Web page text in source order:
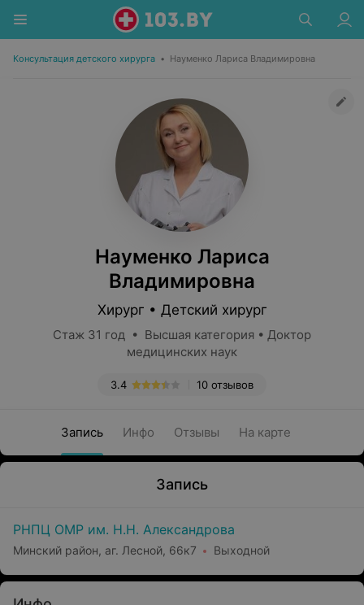
Консультация детского хирурга • Науменко Лариса Владимировна
Науменко Лариса
Владимировна
Хирург • Детский хирург
Стаж 31 год • Высшая категория • Доктор
медицинских наук
10 отзывов
3.4
Запись Инфо Отзывы На карте
Запись
РНПЦ ОМР им. Н.Н. Александрова
Минский район, аг. Лесной, 66к7 Выходной